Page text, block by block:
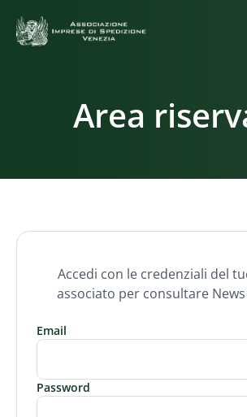
Area
Accedi con le credenziali del
associato per consultare
Email
Password